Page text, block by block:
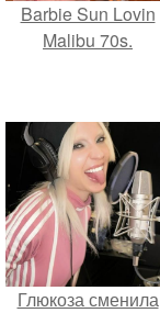
Barbie Sun Lovin
Malibu 70s.
Глюкоза сменила